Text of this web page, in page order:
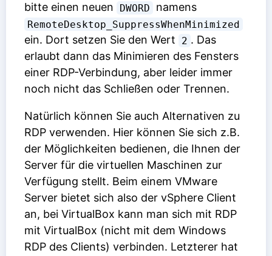
bitte einen neuen
DWORD namens
RemoteDesktop_SuppressWhenMinimized
ein. Dort setzen Sie den Wert 2 . Das
erlaubt dann das Minimieren des Fensters
einer RDP-Verbindung, aber leider immer
noch nicht das Schließen oder Trennen.
Natürlich können Sie auch Alternativen zu
RDP verwenden. Hier können Sie sich z.B.
der Möglichkeiten bedienen, die Ihnen der
Server für die virtuellen Maschinen zur
Verfügung stellt. Beim einem VMware
Server bietet sich also der vSphere Client
an, bei VirtualBox kann man sich mit RDP
mit VirtualBox (nicht mit dem Windows
RDP des Clients) verbinden. Letzterer hat